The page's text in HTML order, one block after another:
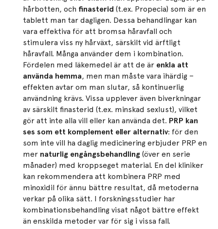
hårbotten, och finasterid (t.ex. Propecia) som är en
tablett man tar dagligen. Dessa behandlingar kan
vara effektiva för att bromsa håravfall och
stimulera viss ny hårväxt, särskilt vid ärftligt
håravfall. Många använder dem i kombination.
Fördelen med läkemedel är att de är enkla att
använda hemma, men man måste vara ihärdig –
effekten avtar om man slutar, så kontinuerlig
användning krävs. Vissa upplever även biverkningar
av särskilt finasterid (t.ex. minskad sexlust), vilket
gör att inte alla vill eller kan använda det. PRP kan
ses som ett komplement eller alternativ: för den
som inte vill ha daglig medicinering erbjuder PRP en
mer naturlig engångsbehandling(över en serie
månader) med kroppseget material. En del kliniker
kan rekommendera att kombinera PRP med
minoxidil för ännu bättre resultat, då metoderna
verkar på olika sätt. I forskningsstudier har
kombinationsbehandling visat något bättre effekt
än enskilda metoder var för sig i vissa fall.